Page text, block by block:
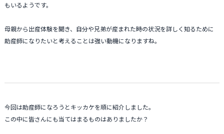
もいるようです。
母親から出産体験を聞き、自分や兄弟が産まれた時の状況を詳しく知るために
助産師になりたいと考えることは強い動機になりますね。
今回は助産師になろうとキッカケを順に紹介しました。
この中に皆さんにも当てはまるものはありましたか？